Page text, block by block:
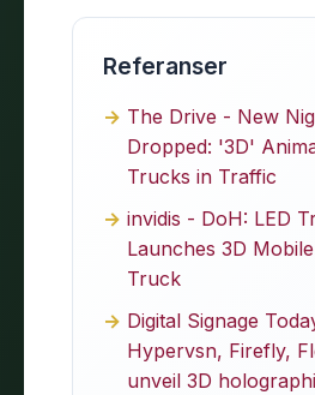
Referanser
The Drive - New
Dropped: '3D'
Trucks in Traffic
invidis - DoH: LED
Launches 3D
Truck
Digital Signage
Hypervsn, Firefly,
unveil 3D